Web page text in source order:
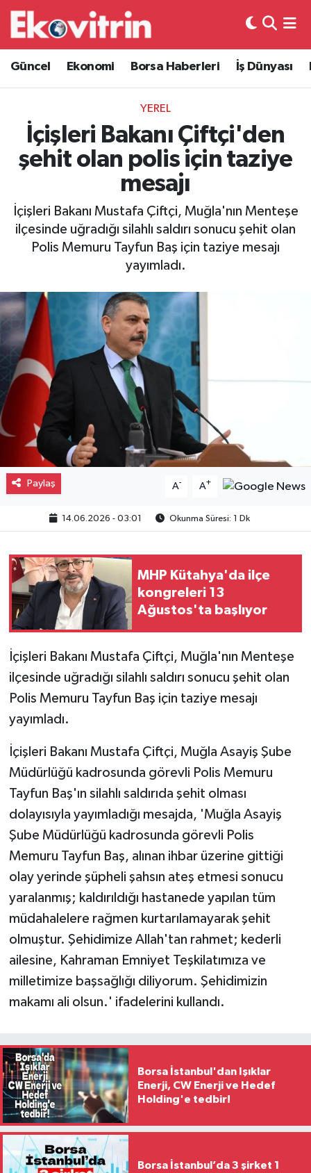
Güncel Ekonomi Borsa Haberleri İş Dünyası
YEREL
İçişleri Bakanı Çiftçi'den
şehit olan polis için taziye
mesajı
İçişleri Bakanı Mustafa Çiftçi, Muğla'nın Menteşe
ilçesinde uğradığı silahlı saldırı sonucu şehit olan
Polis Memuru Tayfun Baş için taziye mesajı
yayımladı.
Paylaş A- A+
14.06.2026 - 03:01 Okunma Süresi: 1 Dk
MHP Kütahya'da ilçe
kongreleri 13
Ağustos'ta başlıyor
İçişleri Bakanı Mustafa Çiftçi, Muğla'nın Menteşe
ilçesinde uğradığı silahlı saldırı sonucu şehit olan
Polis Memuru Tayfun Baş için taziye mesajı
yayımladı.
İçişleri Bakanı Mustafa Çiftçi, Muğla Asayiş Şube
Müdürlüğü kadrosunda görevli Polis Memuru
Tayfun Baş'ın silahlı saldırıda şehit olması
dolayısıyla yayımladığı mesajda, 'Muğla Asayiş
Şube Müdürlüğü kadrosunda görevli Polis
Memuru Tayfun Baş, alınan ihbar üzerine gittiği
olay yerinde şüpheli şahsın ateş etmesi sonucu
yaralanmış; kaldırıldığı hastanede yapılan tüm
müdahalelere rağmen kurtarılamayarak şehit
olmuştur. Şehidimize Allah'tan rahmet; kederli
ailesine, Kahraman Emniyet Teşkilatımıza ve
milletimize başsağlığı diliyorum. Şehidimizin
makamı ali olsun.' ifadelerini kullandı.
Borsa İstanbul'dan Işıklar
Enerji, CW Enerji ve Hedef
Holding'e tedbir!
Borsa İstanbul’da 3 şirket 1
Güncel
Ekonomi
Borsa Haberleri
İş Dünyası
Otovitrin
Magazin
Gayrimenkul
Spor
Eğitim
Hava Durumu
Trafik Durumu
Süper Lig Puan Durumu ve Fikstür
Tüm Manşetler
Son Dakika Haberleri
Haber Arşivi